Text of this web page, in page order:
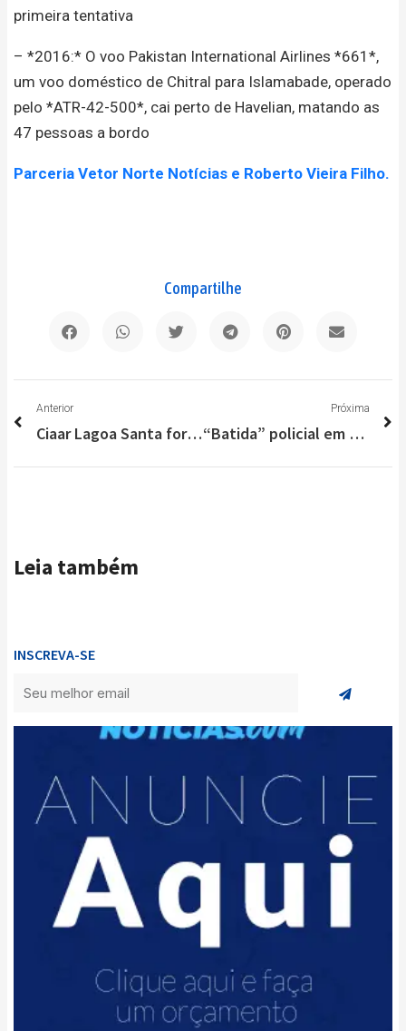
primeira tentativa
– *2016:* O voo Pakistan International Airlines *661*,
um voo doméstico de Chitral para Islamabade, operado
pelo *ATR-42-500*, cai perto de Havelian, matando as
47 pessoas a bordo
Parceria Vetor Norte Notícias e Roberto Vieira Filho.
Compartilhe
Anterior
Ciaar Lagoa Santa forma 101 novos oficiais da Força Aérea Brasileira
Próxima
“Batida” policial em São José da Lapa prende dois suspeitos de tráfico de drogas
Leia também
INSCREVA-SE